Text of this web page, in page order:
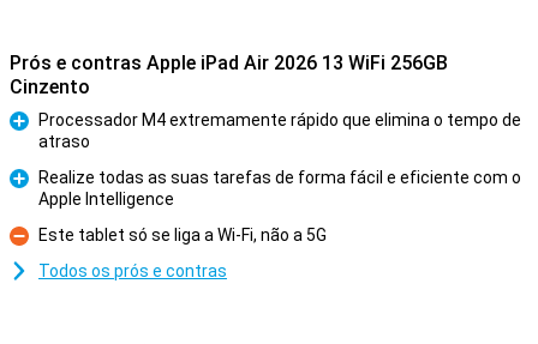
Prós e contras Apple iPad Air 2026 13 WiFi 256GB
Cinzento
Prós
Processador M4 extremamente rápido que elimina o tempo de
atraso
Prós
Realize todas as suas tarefas de forma fácil e eficiente com o
Apple Intelligence
Contras
Este tablet só se liga a Wi-Fi, não a 5G
Todos os prós e contras